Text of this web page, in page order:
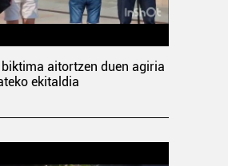
aitortzen duen agiria
ekitaldia